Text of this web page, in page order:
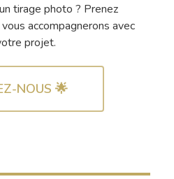
tirage photo ? Prenez
accompagnerons avec
projet.
NOUS 🌟